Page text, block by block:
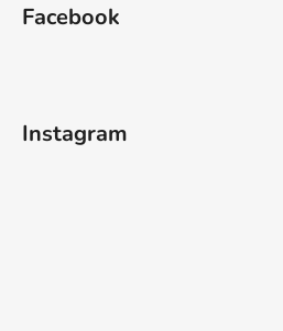
Facebook
Instagram